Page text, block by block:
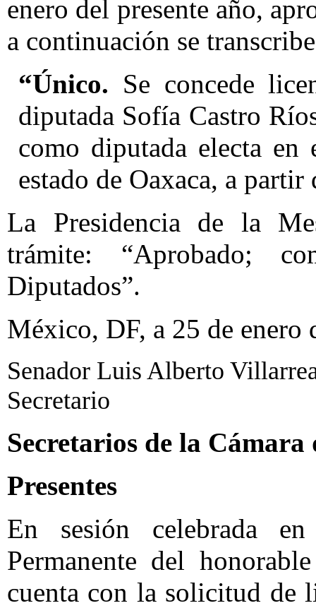
enero del presente año,
a continuación se
“Único. Se concede
diputada Sofía Castro
como diputada electa
estado de Oaxaca, a
La Presidencia de la
trámite: “Aprobado;
Diputados”.
México, DF, a 25 de enero
Senador Luis Alberto
Secretario
Secretarios de la Cámara
Presentes
En sesión celebrada
Permanente del
cuenta con la solicitud de